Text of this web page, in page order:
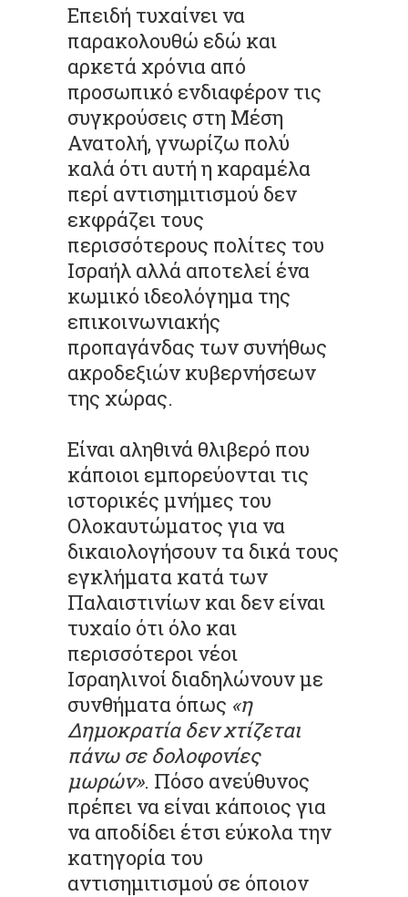
Επειδή τυχαίνει να
παρακολουθώ εδώ και
αρκετά χρόνια από
προσωπικό ενδιαφέρον τις
συγκρούσεις στη Μέση
Ανατολή, γνωρίζω πολύ
καλά ότι αυτή η καραμέλα
περί αντισημιτισμού δεν
εκφράζει τους
περισσότερους πολίτες του
Ισραήλ αλλά αποτελεί ένα
κωμικό ιδεολόγημα της
επικοινωνιακής
προπαγάνδας των συνήθως
ακροδεξιών κυβερνήσεων
της χώρας.
Είναι αληθινά θλιβερό που
κάποιοι εμπορεύονται τις
ιστορικές μνήμες του
Ολοκαυτώματος για να
δικαιολογήσουν τα δικά τους
εγκλήματα κατά των
Παλαιστινίων και δεν είναι
τυχαίο ότι όλο και
περισσότεροι νέοι
Ισραηλινοί διαδηλώνουν με
συνθήματα όπως «η
Δημοκρατία δεν χτίζεται
πάνω σε δολοφονίες
μωρών». Πόσο ανεύθυνος
πρέπει να είναι κάποιος για
να αποδίδει έτσι εύκολα την
κατηγορία του
αντισημιτισμού σε όποιον